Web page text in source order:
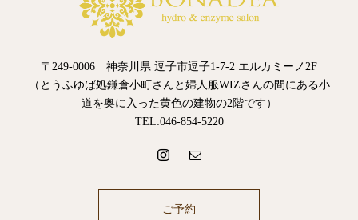
〒249-0006 神奈川県 逗子市逗子1-7-2 エルカミーノ2F
（とうふゆば処鎌倉小町さんと婦人服WIZさんの間にある小
道を奥に入った黄色の建物の2階です）
TEL:046-854-5220
ご予約